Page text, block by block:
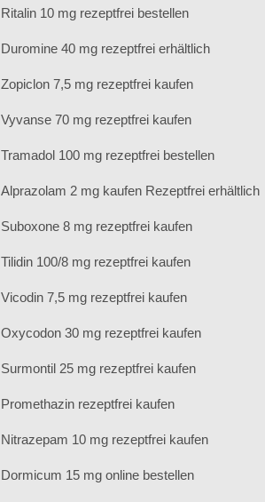
Ritalin 10 mg rezeptfrei bestellen
Duromine 40 mg rezeptfrei erhältlich
Zopiclon 7,5 mg rezeptfrei kaufen
Vyvanse 70 mg rezeptfrei kaufen
Tramadol 100 mg rezeptfrei bestellen
Alprazolam 2 mg kaufen Rezeptfrei erhältlich
Suboxone 8 mg rezeptfrei kaufen
Tilidin 100/8 mg rezeptfrei kaufen
Vicodin 7,5 mg rezeptfrei kaufen
Oxycodon 30 mg rezeptfrei kaufen
Surmontil 25 mg rezeptfrei kaufen
Promethazin rezeptfrei kaufen
Nitrazepam 10 mg rezeptfrei kaufen
Dormicum 15 mg online bestellen